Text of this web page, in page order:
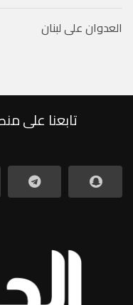
العدوان على لبنان
تابعنا على